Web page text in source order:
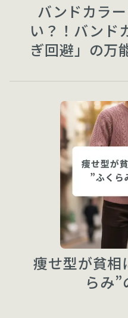
バンドカラ
い？！バンド
ぎ回避」の万
痩せ型が貧相
らみ